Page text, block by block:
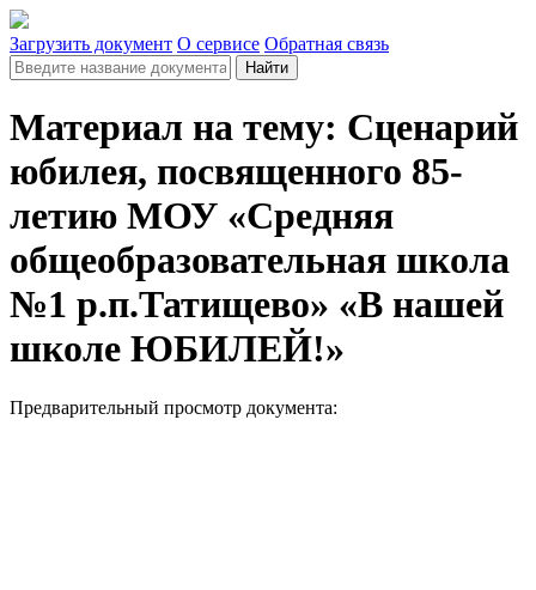
Загрузить документ О сервисе Обратная связь
Найти
Материал на тему: Сценарий
юбилея, посвященного 85-
летию МОУ «Средняя
общеобразовательная школа
№1 р.п.Татищево» «В нашей
школе ЮБИЛЕЙ!»
Предварительный просмотр документа: